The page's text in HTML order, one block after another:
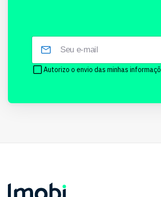
Autorizo o envio das minhas